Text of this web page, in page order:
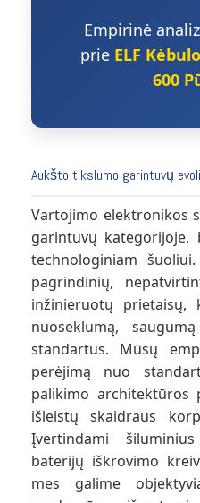
Empirinė
prie ELF
600
Aukšto tikslumo garintuvų
Vartojimo elektronikos
garintuvų kategorijoje,
technologiniam
pagrindinių,
inžinieruotų prietaisų,
nuoseklumą,
standartus. Mūsų
perėjimą nuo
palikimo architektūros
išleistų skaidraus
Įvertindami
baterijų iškrovimo
mes galime